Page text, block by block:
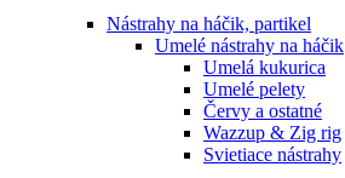
Nástrahy na háčik, partikel
Umelé nástrahy na háčik
Umelá kukurica
Umelé pelety
Červy a ostatné
Wazzup & Zig rig
Svietiace nástrahy